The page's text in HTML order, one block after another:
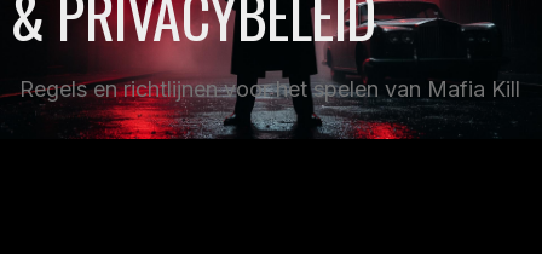
Regels en richtlijnen voor het spelen van Mafia Kill